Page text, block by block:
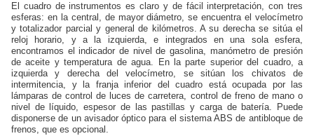
El cuadro de instrumentos es claro y de fácil interpretación, con tres
esferas: en la central, de mayor diámetro, se encuentra el velocímetro
y totalizador parcial y general de kilómetros. A su derecha se sitúa el
reloj horario, y a la izquierda, e integrados en una sola esfera,
encontramos el indicador de nivel de gasolina, manómetro de presión
de aceite y temperatura de agua. En la parte superior del cuadro, a
izquierda y derecha del velocímetro, se sitúan los chivatos de
intermitencia, y la franja inferior del cuadro está ocupada por las
lámparas de control de luces de carretera, control de freno de mano o
nivel de líquido, espesor de las pastillas y carga de batería. Puede
disponerse de un avisador óptico para el sistema ABS de antibloque de
frenos, que es opcional.